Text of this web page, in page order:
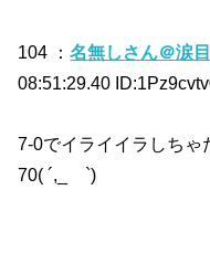
104 ：名無しさん＠涙目
08:51:29.40
7-0でイライイラしちゃ
70( ´,_ゝ`)